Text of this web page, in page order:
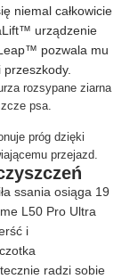
niemal całkowicie
urządzenie
pozwala mu
ssania osiąga 19
L50 Pro Ultra
i
radzi sobie